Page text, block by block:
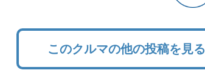
このクルマの他の投稿を見る